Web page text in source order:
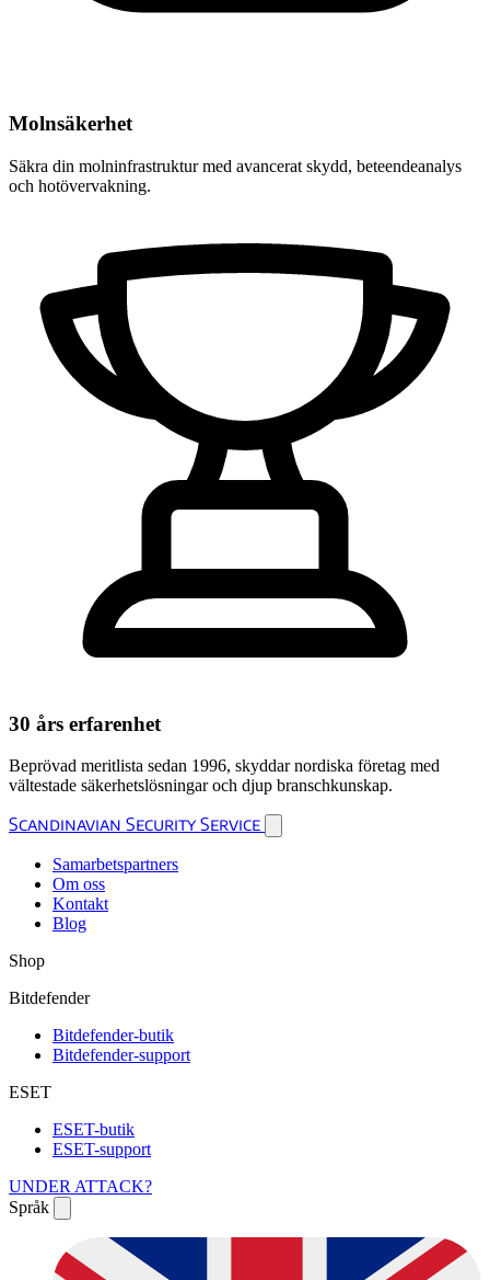
Molnsäkerhet
Säkra din molninfrastruktur med avancerat skydd, beteendeanalys
och hotövervakning.
30 års erfarenhet
Beprövad meritlista sedan 1996, skyddar nordiska företag med
vältestade säkerhetslösningar och djup branschkunskap.
Scandinavian Security Service
Samarbetspartners
Om oss
Kontakt
Blog
Shop
Bitdefender
Bitdefender-butik
Bitdefender-support
ESET
ESET-butik
ESET-support
UNDER ATTACK?
Språk